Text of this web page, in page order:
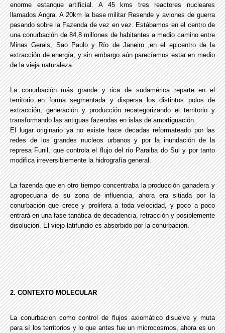
enorme estanque artificial. A 45 kms tres reactores nucleares
llamados Angra. A 20km la base militar Resende y aviones de guerra
pasando sobre la Fazenda de vez en vez. Estábamos en el centro de
una conurbación de 84,8 millones de habitantes a medio camino entre
Minas Gerais, Sao Paulo y Río de Janeiro ,en el epicentro de la
extracción de energía; y sin embargo aún parecíamos estar en medio
de la vieja naturaleza.
La conurbación más grande y rica de sudamérica reparte en el
territorio en forma segmentada y dispersa los distintos polos de
extracción, generación y producción recategorizando el territorio y
transformando las antiguas fazendas en islas de amortiguación.
El lugar originario ya no existe hace decadas reformateado por las
redes de los grandes nucleos urbanos y por la inundación de la
represa Funil, que controla el flujo del río Paraiba do Sul y por tanto
modifica irreversiblemente la hidrografía general.
La fazenda que en otro tiempo concentraba la producción ganadera y
agropecuaria de su zona de influencia, ahora era sitiada por la
conurbación que crece y prolifera a toda velocidad, y poco a poco
entrará en una fase tanática de decadencia, retracción y posiblemente
disolución. El viejo latifundio es absorbido por la conurbación.
2. CONTEXTO MOLECULAR
La conurbacion como control de flujos axiomático disuelve y muta
para sí los territorios y lo que antes fue un microcosmos, ahora es un